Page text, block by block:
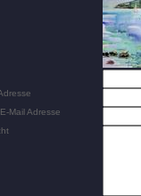
Mail Adresse